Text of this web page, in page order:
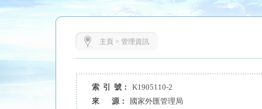
主頁 > 管理資訊
索 引 號：
K1905110-2
來 源：
國家外匯管理局